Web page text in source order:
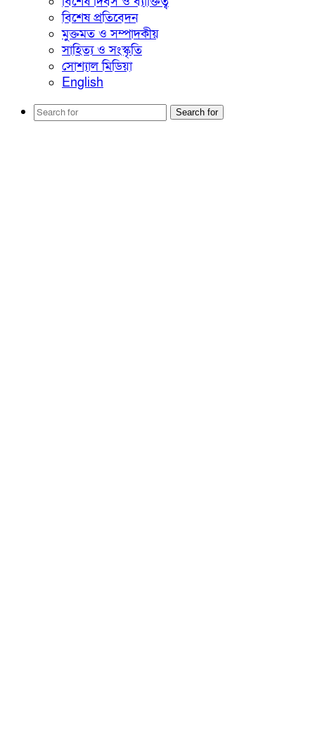
বিশেষ প্রতিবেদন
মুক্তমত ও সম্পাদকীয়
সাহিত্য ও সংস্কৃতি
সোশ্যাল মিডিয়া
English
Search for